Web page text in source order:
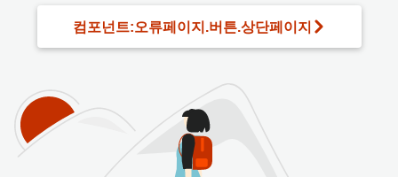
컴포넌트:오류페이지.버튼.상단페이지